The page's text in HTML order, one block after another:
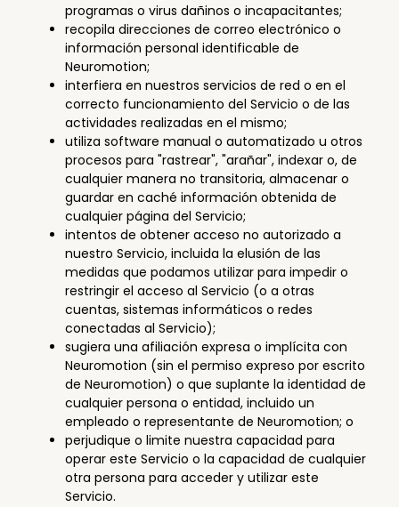
programas o virus dañinos o incapacitantes;
recopila direcciones de correo electrónico o
información personal identificable de
Neuromotion;
interfiera en nuestros servicios de red o en el
correcto funcionamiento del Servicio o de las
actividades realizadas en el mismo;
utiliza software manual o automatizado u otros
procesos para "rastrear", "arañar", indexar o, de
cualquier manera no transitoria, almacenar o
guardar en caché información obtenida de
cualquier página del Servicio;
intentos de obtener acceso no autorizado a
nuestro Servicio, incluida la elusión de las
medidas que podamos utilizar para impedir o
restringir el acceso al Servicio (o a otras
cuentas, sistemas informáticos o redes
conectadas al Servicio);
sugiera una afiliación expresa o implícita con
Neuromotion (sin el permiso expreso por escrito
de Neuromotion) o que suplante la identidad de
cualquier persona o entidad, incluido un
empleado o representante de Neuromotion; o
perjudique o limite nuestra capacidad para
operar este Servicio o la capacidad de cualquier
otra persona para acceder y utilizar este
Servicio.